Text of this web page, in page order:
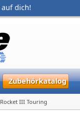
auf dich!
Zubehörkatalog
Rocket III Touring